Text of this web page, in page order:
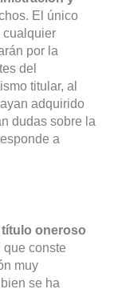
El único
cualquier
por la
del
titular, al
adquirido
dudas sobre la
a
título oneroso
conste
muy
se ha